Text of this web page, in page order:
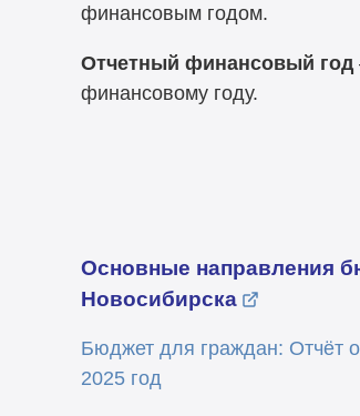
финансовым годом.
Отчетный финансовый год
финансовому году.
Основные направления
Новосибирска
Бюджет для граждан: Отчёт
2025 год